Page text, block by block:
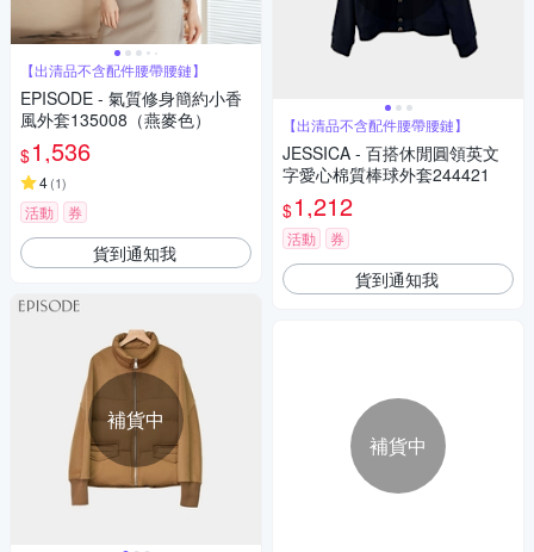
【出清品不含配件腰帶腰鏈】
EPISODE - 氣質修身簡約小香
風外套135008（燕麥色）
$1,536
4(1)
活動 券
貨到通知我
補貨中
【出清品不含配件腰帶腰鏈】
JESSICA - 百搭休閒圓領英文
字愛心棉質棒球外套244421
$1,212
活動 券
貨到通知我
補貨中